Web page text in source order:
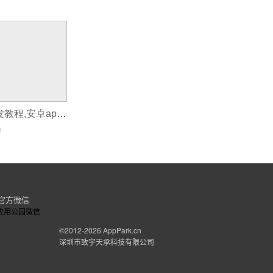
安卓图像app开发教程,安卓app开发入门教程
方微信
©2012-2026 AppPark.cn
深圳市致宇天承科技有限公司